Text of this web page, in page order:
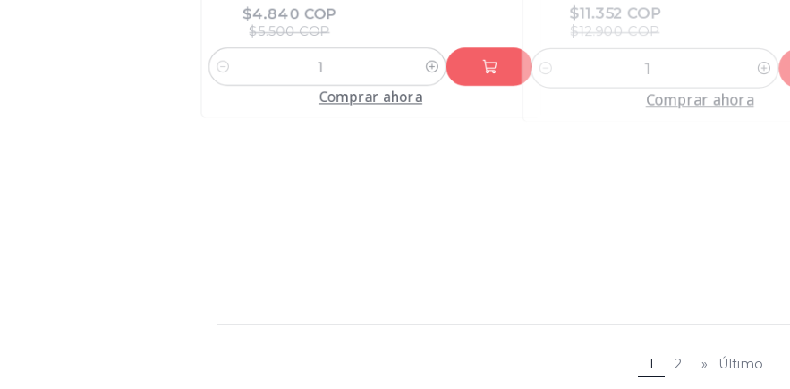
$4.840 COP
$5.500 COP
Cantidad
Comprar ahora
$11.352 COP
$12.900 COP
Cantidad
Comprar ahora
1 2 » Último